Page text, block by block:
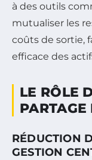
à des outils
mutualiser les
coûts de sortie,
efficace des
LE RÔLE
RÉDUCTION
GESTION